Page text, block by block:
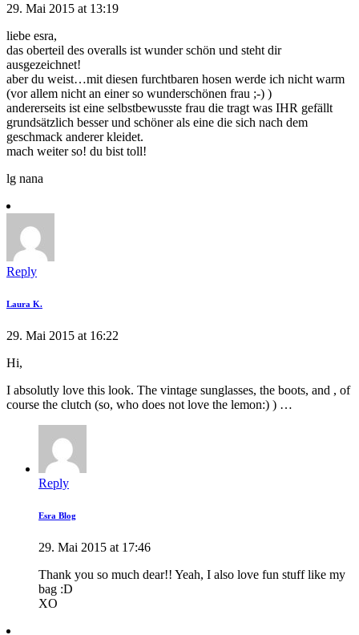
29. Mai 2015 at 13:19
liebe esra,
das oberteil des overalls ist wunder schön und steht dir
ausgezeichnet!
aber du weist…mit diesen furchtbaren hosen werde ich nicht warm
(vor allem nicht an einer so wunderschönen frau ;-) )
andererseits ist eine selbstbewusste frau die tragt was IHR gefällt
grundsätzlich besser und schöner als eine die sich nach dem
geschmack anderer kleidet.
mach weiter so! du bist toll!
lg nana
Reply
Laura K.
29. Mai 2015 at 16:22
Hi,
I absolutly love this look. The vintage sunglasses, the boots, and , of
course the clutch (so, who does not love the lemon:) ) …
Reply
Esra Blog
29. Mai 2015 at 17:46
Thank you so much dear!! Yeah, I also love fun stuff like my
bag :D
XO